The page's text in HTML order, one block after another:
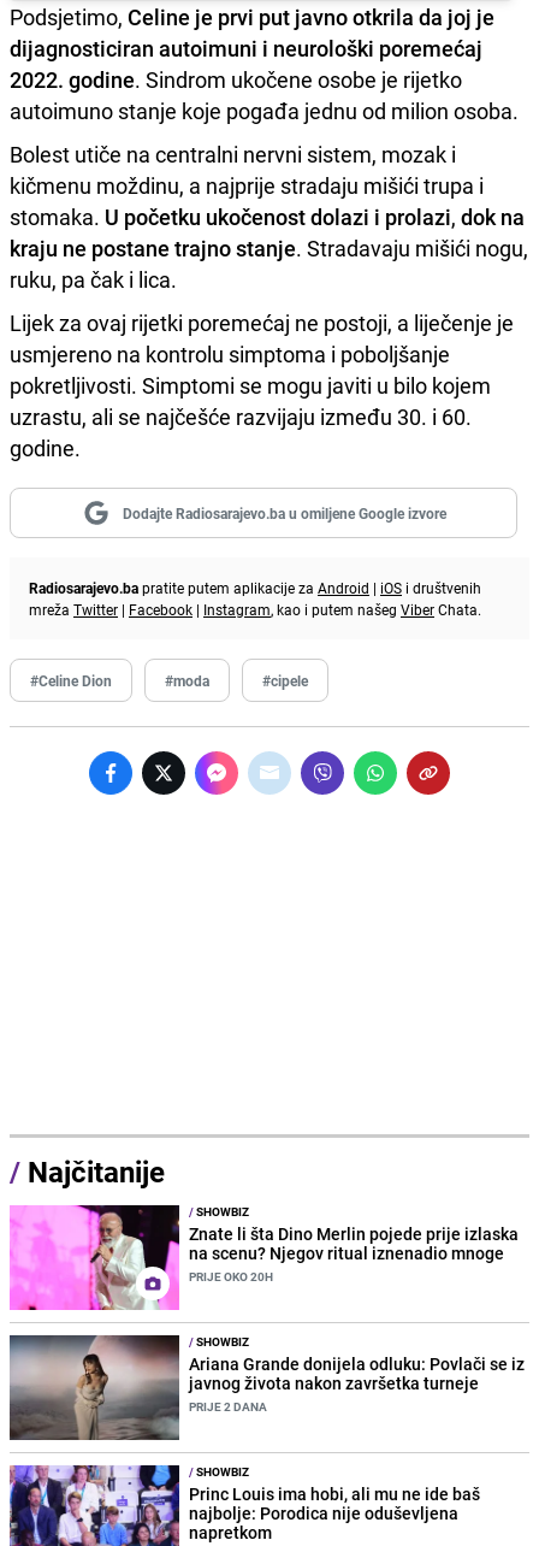
Podsjetimo, Celine je prvi put javno otkrila da joj je
dijagnosticiran autoimuni i neurološki poremećaj
2022. godine. Sindrom ukočene osobe je rijetko
autoimuno stanje koje pogađa jednu od milion osoba.
Bolest utiče na centralni nervni sistem, mozak i
kičmenu moždinu, a najprije stradaju mišići trupa i
stomaka. U početku ukočenost dolazi i prolazi, dok na
kraju ne postane trajnostanje. Stradavaju mišići nogu,
ruku, pa čak i lica.
Lijek za ovaj rijetki poremećaj ne postoji, a liječenje je
usmjereno na kontrolu simptoma i poboljšanje
pokretljivosti. Simptomi se mogu javiti u bilo kojem
uzrastu, ali se najčešće razvijaju između 30. i 60.
godine.
Dodajte Radiosarajevo.ba u omiljene Google izvore
Radiosarajevo.bapratite putem aplikacije za Android | iOS i društvenih
mreža Twitter | Facebook | Instagram, kao i putem našeg ViberChata.
#Celine Dion #moda #cipele
/ Najčitanije
/SHOWBIZ
Znate li šta Dino Merlin pojede prije izlaska
na scenu? Njegov ritual iznenadio mnoge
PRIJE OKO 20H
/SHOWBIZ
Ariana Grande donijela odluku: Povlači se iz
javnog života nakon završetka turneje
PRIJE 2 DANA
/SHOWBIZ
Princ Louis ima hobi, ali mu ne ide baš
najbolje: Porodica nije oduševljena
napretkom